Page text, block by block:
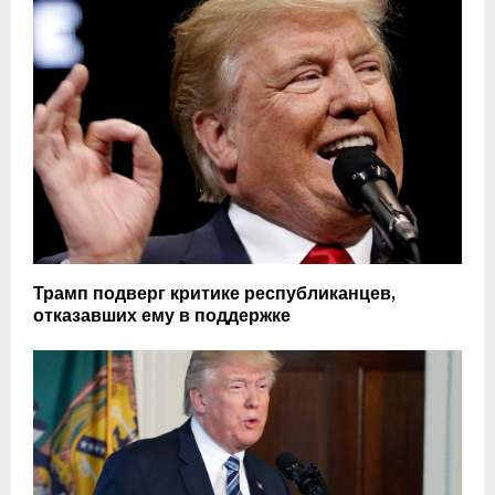
Трамп подверг критике республиканцев,
отказавших ему в поддержке